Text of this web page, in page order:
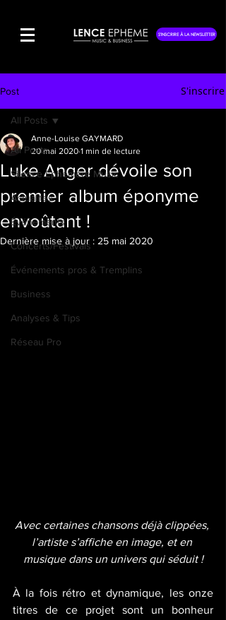
S'INSCRIRE À LA NEWSLETTER
Post S'inscrire
All Posts
Silence Éphémère Music
Actualités
Événements
Concerts/Festivals
Événements pros & Tremplins
Business
Analyses & Tips
Réseau Pro
All Posts
Luke Anger dévoile son
premier album éponyme
envoûtant !
Anne-Louise GAYMARD
20 mai 2020 1 min de lecture
Dernière mise à jour : 25 mai 2020
Avec certaines chansons déjà clippées,
l’artiste s’affiche en image, et en
musique dans un univers qui séduit !
À la fois rétro et dynamique, les onze
titres de ce projet sont un bonheur